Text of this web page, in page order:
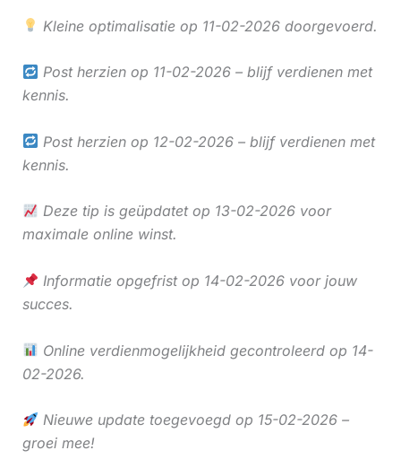
Kleine optimalisatie op 11-02-2026 doorgevoerd.
Post herzien op 11-02-2026 – blijf verdienen met
kennis.
Post herzien op 12-02-2026 – blijf verdienen met
kennis.
Deze tip is geüpdatet op 13-02-2026 voor
maximale online winst.
Informatie opgefrist op 14-02-2026 voor jouw
succes.
Online verdienmogelijkheid gecontroleerd op 14-
02-2026.
Nieuwe update toegevoegd op 15-02-2026 –
groei mee!